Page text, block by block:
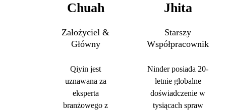
Chuah
Założyciel &
Główny
Qiyin jest
uznawana za
eksperta
branżowego z
Jhita
Starszy
Współpracownik
Ninder posiada 20-
letnie globalne
doświadczenie w
tysiącach spraw